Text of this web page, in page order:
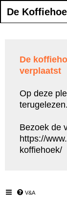
De
De
verplaatst
Op deze
terugelezen.
Bezoek de
https://
koffiehoek/
V&A